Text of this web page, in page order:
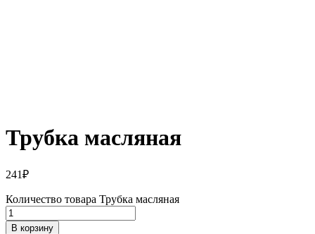
Трубка масляная
241₽
Количество товара Трубка масляная
В корзину